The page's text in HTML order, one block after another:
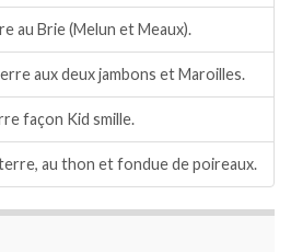
au Brie (Melun et Meaux).
aux deux jambons et Maroilles.
façon Kid smille.
au thon et fondue de poireaux.